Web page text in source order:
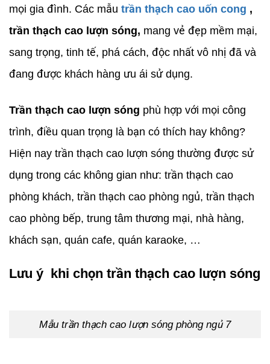
mọi gia đình. Các mẫu trần thạch cao uốn cong ,
trần thạch cao lượn sóng, mang vẻ đẹp mềm mại,
sang trọng, tinh tế, phá cách, độc nhất vô nhị đã và
đang được khách hàng ưu ái sử dụng.
Trần thạch cao lượn sóng phù hợp với mọi công
trình, điều quan trọng là bạn có thích hay không?
Hiện nay trần thạch cao lượn sóng thường được sử
dụng trong các không gian như: trần thạch cao
phòng khách, trần thạch cao phòng ngủ, trần thạch
cao phòng bếp, trung tâm thương mại, nhà hàng,
khách sạn, quán cafe, quán karaoke, …
Lưu ý khi chọn trần thạch cao lượn sóng
Mẫu trần thạch cao lượn sóng phòng ngủ 7